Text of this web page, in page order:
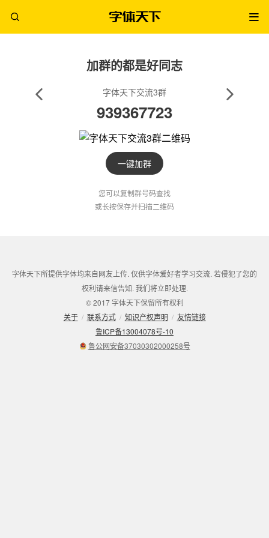
加群的都是好同志
字体天下交流3群
939367723
一键加群
您可以复制群号码查找
或长按保存并扫描二维码
字体天下所提供字体均来自网友上传. 仅供字体爱好者学习交流. 若侵犯了您的
权利请来信告知. 我们将立即处理.
© 2017 字体天下保留所有权利
关于 / 联系方式 / 知识产权声明 / 友情链接
鲁ICP备13004078号-10
鲁公网安备37030302000258号